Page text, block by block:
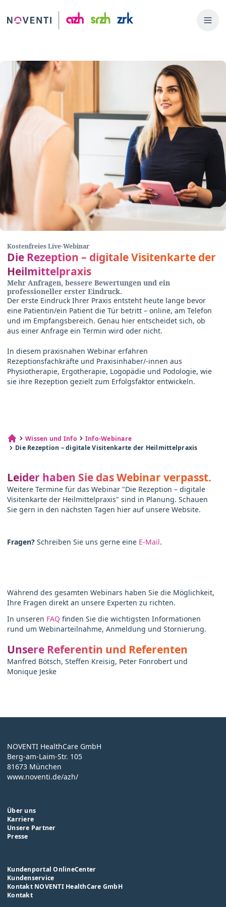
Kostenfreies Live-Webinar
Die Rezeption – digitale Visitenkarte der
Heilmittelpraxis
Mehr Anfragen, bessere Bewertungen und ein
professioneller erster Eindruck.
Der erste Eindruck Ihrer Praxis entsteht heute lange bevor
eine Patientin/ein Patient die Tür betritt – online, am Telefon
und im Empfangsbereich. Genau hier entscheidet sich, ob
aus einer Anfrage ein Termin wird oder nicht.
In diesem praxisnahen Webinar erfahren
Rezeptionsfachkräfte und Praxisinhaber/-innen aus
Physiotherapie, Ergotherapie, Logopädie und Podologie, wie
sie ihre Rezeption gezielt zum Erfolgsfaktor entwickeln.
Wissen und Info
Info-Webinare
Die Rezeption – digitale Visitenkarte der Heilmittelpraxis
Leider haben Sie das Webinar verpasst.
Weitere Termine für das Webinar "Die Rezeption – digitale
Visitenkarte der Heilmittelpraxis" sind in Planung. Schauen
Sie gern in den nächsten Tagen hier auf unsere Website.
Fragen? Schreiben Sie uns gerne eine E-Mail.
Während des gesamten Webinars haben Sie die Möglichkeit,
Ihre Fragen direkt an unsere Experten zu richten.
In unseren FAQ finden Sie die wichtigsten Informationen
rund um Webinarteilnahme, Anmeldung und Stornierung.
Unsere Referentin und Referenten
Manfred Bötsch, Steffen Kreisig, Peter Fonrobert und
Monique Jeske
NOVENTI HealthCare GmbH
Berg-am-Laim-Str. 105
81673 München
www.noventi.de/azh/
Über uns
Karriere
Unsere Partner
Presse
Kundenportal OnlineCenter
Kundenservice
Kontakt NOVENTI HealthCare GmbH
Kontakt